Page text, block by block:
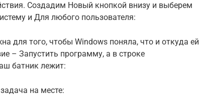
Создадим Новый кнопкой внизу и выберем
и Для любого пользователя:
для того, чтобы Windows поняла, что и откуда ей
– Запустить программу, а в строке
батник лежит:
на месте: